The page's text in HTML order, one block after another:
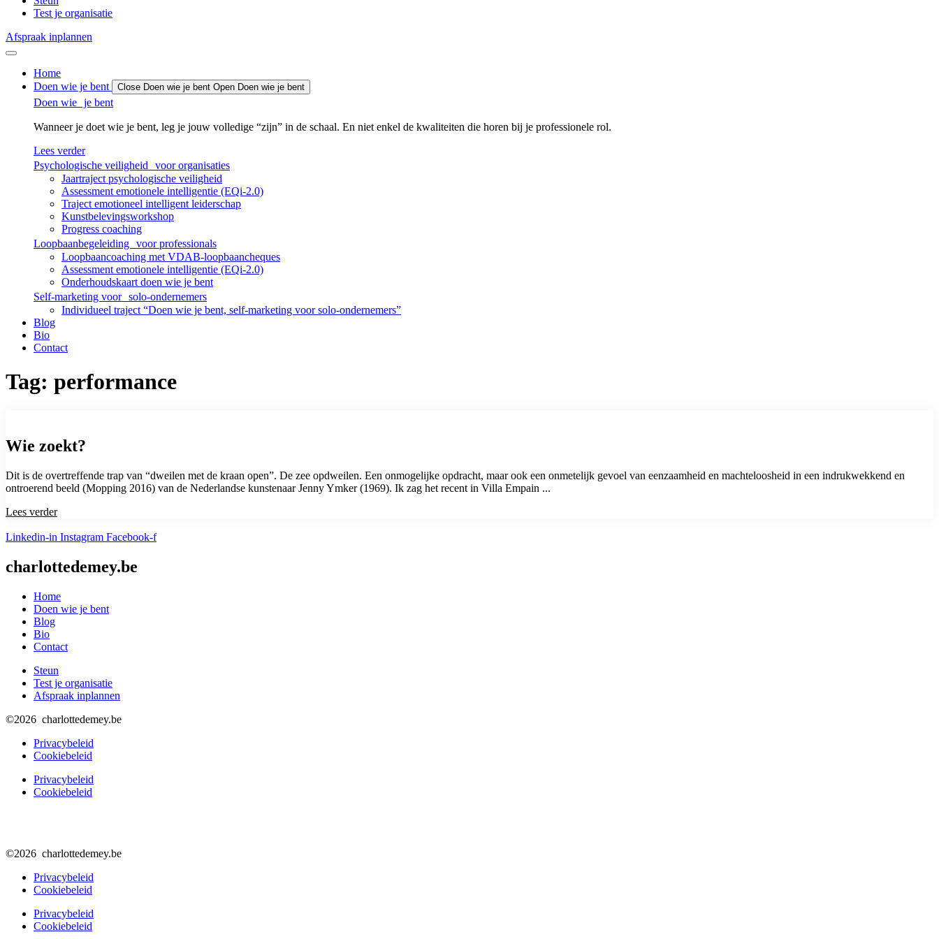
Test je organisatie
Afspraak inplannen
Home
Doen wie je bent
Close Doen wie je bent Open Doen wie je bent
Doen wie je bent
Wanneer je doet wie je bent, leg je jouw volledige “zijn” in de schaal. En niet enkel de kwaliteiten die horen bij je professionele rol.
Lees verder
Psychologische veiligheid voor organisaties
Jaartraject psychologische veiligheid
Assessment emotionele intelligentie (EQi-2.0)
Traject emotioneel intelligent leiderschap
Kunstbelevingsworkshop
Progress coaching
Loopbaanbegeleiding voor professionals
Loopbaancoaching met VDAB-loopbaancheques
Assessment emotionele intelligentie (EQi-2.0)
Onderhoudskaart doen wie je bent
Self-marketing voor solo-ondernemers
Individueel traject “Doen wie je bent, self-marketing voor solo-ondernemers”
Blog
Bio
Contact
Tag: performance
Wie zoekt?
Dit is de overtreffende trap van “dweilen met de kraan open”. De zee opdweilen. Een onmogelijke opdracht, maar ook een onmetelijk gevoel van eenzaamheid en machteloosheid in een indrukwekkend en
ontroerend beeld (Mopping 2016) van de Nederlandse kunstenaar Jenny Ymker (1969). Ik zag het recent in Villa Empain ...
Lees verder
Linkedin-in Instagram Facebook-f
charlottedemey.be
Home
Doen wie je bent
Blog
Bio
Contact
Steun
Test je organisatie
Afspraak inplannen
©2026 charlottedemey.be
Privacybeleid
Cookiebeleid
Privacybeleid
Cookiebeleid
©2026 charlottedemey.be
Privacybeleid
Cookiebeleid
Privacybeleid
Cookiebeleid